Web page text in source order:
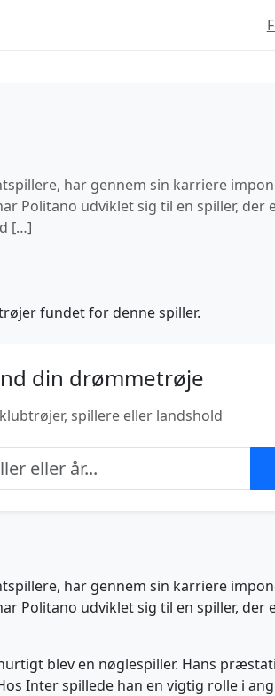
har gennem sin karriere
Politano udviklet sig til en spiller,
[…]
fundet for denne spiller.
din drømmetrøje
spillere eller landshold
har gennem sin karriere
Politano udviklet sig til en spiller,
blev en nøglespiller. Hans
Inter spillede han en vigtig rolle i